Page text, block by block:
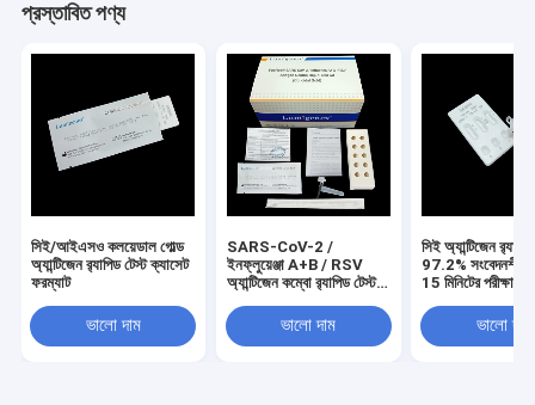
প্রস্তাবিত পণ্য
সিই/আইএসও কলয়েডাল গোল্ড
অ্যান্টিজেন র‌্যাপিড টেস্ট ক্যাসেট
ফরম্যাট
ভালো দাম
SARS-CoV-2 /
ইনফ্লুয়েঞ্জা A+B / RSV
অ্যান্টিজেন কম্বো র‌্যাপিড টেস্ট
ভালো দাম
সিই অ্যান্টিজেন
97.2%
15 মিনিটের পরীক্ষার
ভালো দাম